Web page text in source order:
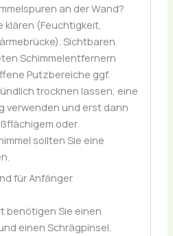
an der Wand?
klären (Feuchtigkeit,
Sichtbaren
Schimmelentfernern
Putzbereiche ggf.
trocknen lassen, eine
verwenden und erst dann
oder
sollten Sie eine
für Anfänger
benötigen Sie einen
einen Schrägpinsel,